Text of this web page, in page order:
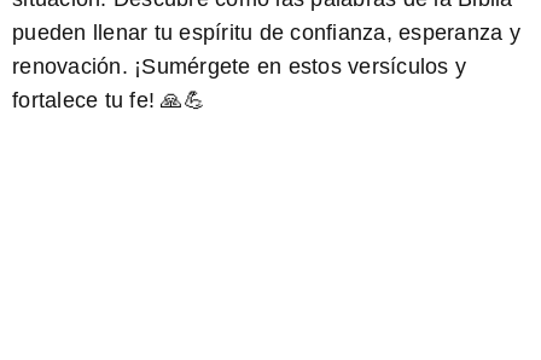
pueden llenar tu espíritu de confianza, esperanza y
renovación. ¡Sumérgete en estos versículos y
fortalece tu fe! 🙏💪